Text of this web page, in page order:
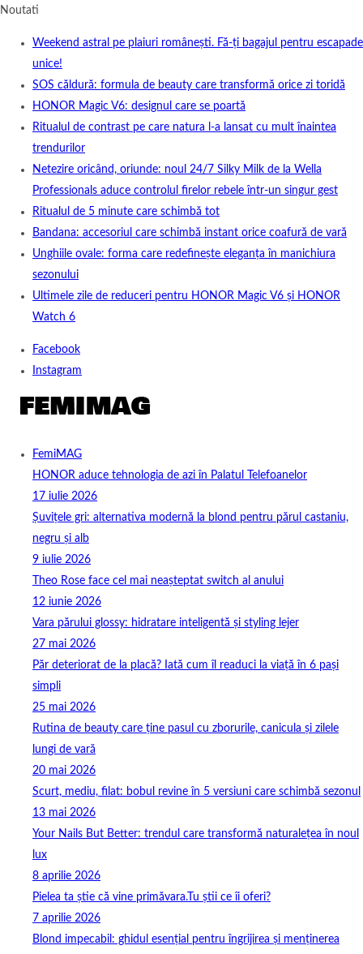
Noutati
Weekend astral pe plaiuri românești. Fă-ți bagajul pentru escapade
unice!
SOS căldură: formula de beauty care transformă orice zi toridă
HONOR Magic V6: designul care se poartă
Ritualul de contrast pe care natura l-a lansat cu mult înaintea
trendurilor
Netezire oricând, oriunde: noul 24/7 Silky Milk de la Wella
Professionals aduce controlul firelor rebele într-un singur gest
Ritualul de 5 minute care schimbă tot
Bandana: accesoriul care schimbă instant orice coafură de vară
Unghiile ovale: forma care redefinește eleganța în manichiura
sezonului
Ultimele zile de reduceri pentru HONOR Magic V6 și HONOR
Watch 6
Facebook
Instagram
FemiMAG
HONOR aduce tehnologia de azi în Palatul Telefoanelor
17 iulie 2026
Șuvițele gri: alternativa modernă la blond pentru părul castaniu,
negru și alb
9 iulie 2026
Theo Rose face cel mai neașteptat switch al anului
12 iunie 2026
Vara părului glossy: hidratare inteligentă și styling lejer
27 mai 2026
Păr deteriorat de la placă? Iată cum îl readuci la viață în 6 pași
simpli
25 mai 2026
Rutina de beauty care ține pasul cu zborurile, canicula și zilele
lungi de vară
20 mai 2026
Scurt, mediu, filat: bobul revine în 5 versiuni care schimbă sezonul
13 mai 2026
Your Nails But Better: trendul care transformă naturalețea în noul
lux
8 aprilie 2026
Pielea ta știe că vine primăvara.Tu știi ce îi oferi?
7 aprilie 2026
Blond impecabil: ghidul esențial pentru îngrijirea și menținerea